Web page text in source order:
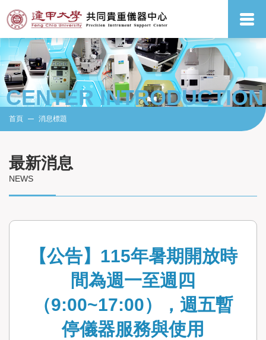
CENTER INTRODUCTION
首頁 消息標題
最新消息
NEWS
【公告】115年暑期開放時
間為週一至週四
（9:00~17:00），週五暫
停儀器服務與使用